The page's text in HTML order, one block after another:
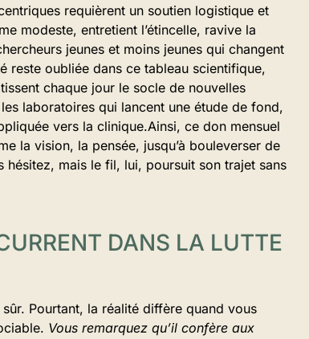
requièrent un soutien logistique et
modeste, entretient l’étincelle, ravive la
jeunes et moins jeunes qui changent
reste oubliée dans ce tableau scientifique,
chaque jour le socle de nouvelles
laboratoires qui lancent une étude de fond,
vers la clinique.Ainsi, ce don mensuel
la vision, la pensée, jusqu’à bouleverser de
mais le fil, lui, poursuit son trajet sans
DANS LA LUTTE
Pourtant, la réalité diffère quand vous
Vous remarquez qu’il confère aux